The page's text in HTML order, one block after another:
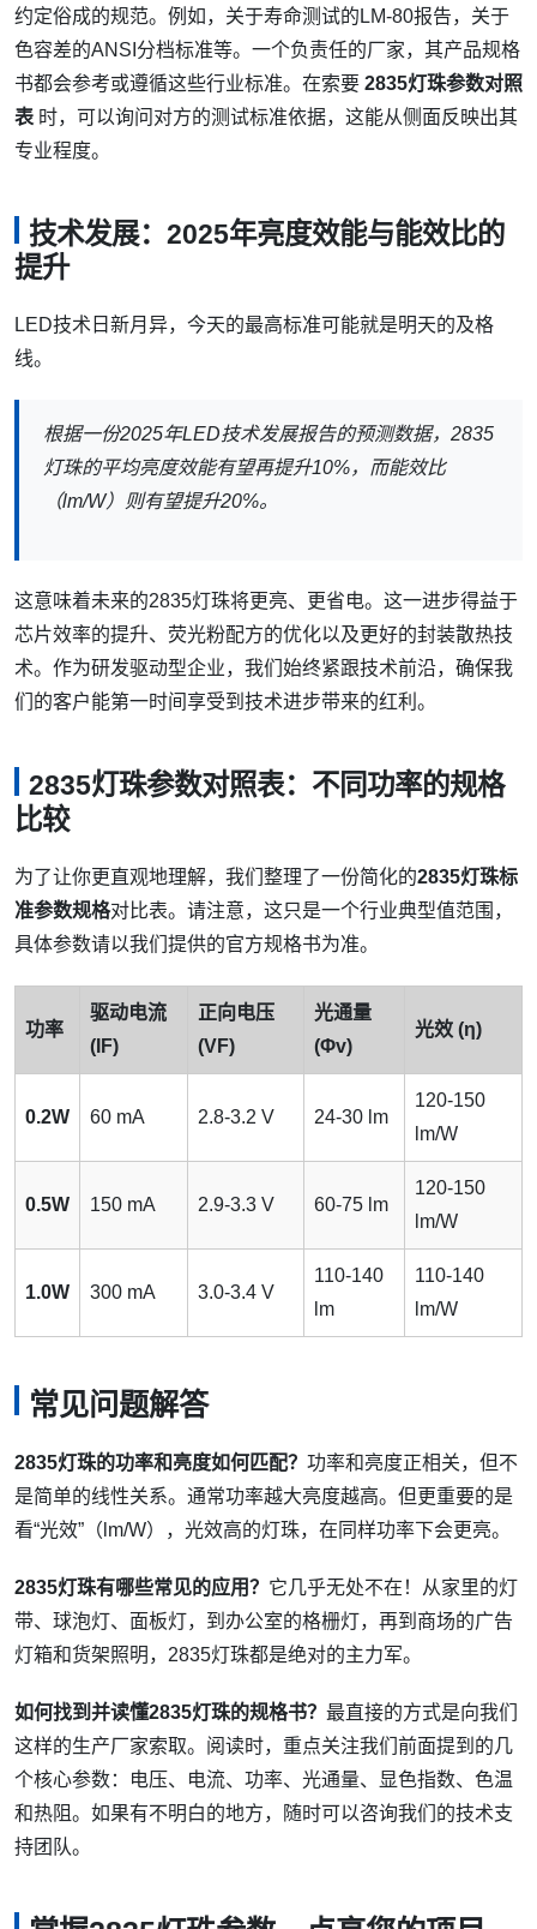
约定俗成的规范。例如，关于寿命测试的LM-80报告，关于
色容差的ANSI分档标准等。一个负责任的厂家，其产品规格
书都会参考或遵循这些行业标准。在索要 2835灯珠参数对照
表 时，可以询问对方的测试标准依据，这能从侧面反映出其
专业程度。
技术发展：2025年亮度效能与能效比的
提升
LED技术日新月异，今天的最高标准可能就是明天的及格
线。
根据一份2025年LED技术发展报告的预测数据，2835
灯珠的平均亮度效能有望再提升10%，而能效比
（lm/W）则有望提升20%。
这意味着未来的2835灯珠将更亮、更省电。这一进步得益于
芯片效率的提升、荧光粉配方的优化以及更好的封装散热技
术。作为研发驱动型企业，我们始终紧跟技术前沿，确保我
们的客户能第一时间享受到技术进步带来的红利。
2835灯珠参数对照表：不同功率的规格
比较
为了让你更直观地理解，我们整理了一份简化的2835灯珠标
准参数规格对比表。请注意，这只是一个行业典型值范围，
具体参数请以我们提供的官方规格书为准。
功率
驱动电流
(IF)
正向电压
(VF)
光通量
(Φv)
光效 (η)
0.2W 60 mA 2.8-3.2 V 24-30 lm
120-150
lm/W
0.5W 150 mA 2.9-3.3 V 60-75 lm
120-150
lm/W
1.0W 300 mA 3.0-3.4 V
110-140
lm
110-140
lm/W
常见问题解答
2835灯珠的功率和亮度如何匹配？ 功率和亮度正相关，但不
是简单的线性关系。通常功率越大亮度越高。但更重要的是
看“光效”（lm/W），光效高的灯珠，在同样功率下会更亮。
2835灯珠有哪些常见的应用？ 它几乎无处不在！从家里的灯
带、球泡灯、面板灯，到办公室的格栅灯，再到商场的广告
灯箱和货架照明，2835灯珠都是绝对的主力军。
如何找到并读懂2835灯珠的规格书？ 最直接的方式是向我们
这样的生产厂家索取。阅读时，重点关注我们前面提到的几
个核心参数：电压、电流、功率、光通量、显色指数、色温
和热阻。如果有不明白的地方，随时可以咨询我们的技术支
持团队。